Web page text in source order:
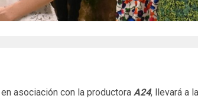
en asociación con la productoraA24, llevará a